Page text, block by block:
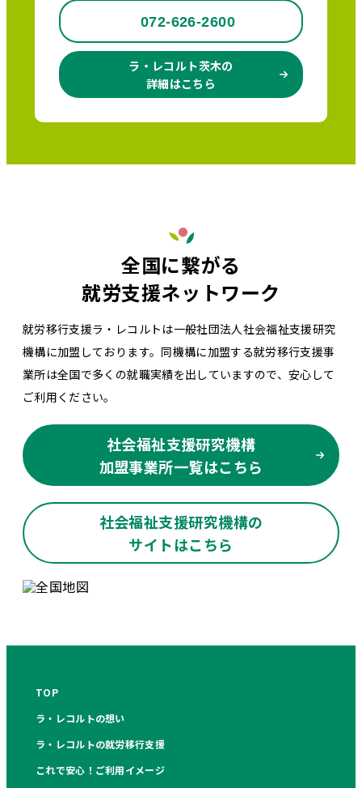
072-626-2600
ラ・レコルト茨木の
詳細はこちら
全国に繋がる
就労支援ネットワーク
就労移行支援ラ・レコルトは一般社団法人社会福祉支援研究
機構に加盟しております。同機構に加盟する就労移行支援事
業所は全国で多くの就職実績を出していますので、安心して
ご利用ください。
社会福祉支援研究機構
加盟事業所一覧はこちら
社会福祉支援研究機構の
サイトはこちら
TOP
ラ・レコルトの想い
ラ・レコルトの就労移行支援
これで安心！ご利用イメージ